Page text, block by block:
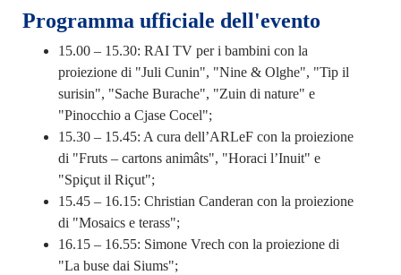
Programma ufficiale dell'evento
15.00 – 15.30: RAI TV per i bambini con la
proiezione di "Juli Cunin", "Nine & Olghe", "Tip il
surisin", "Sache Burache", "Zuin di nature" e
"Pinocchio a Cjase Cocel";
15.30 – 15.45: A cura dell’ARLeF con la proiezione
di "Fruts – cartons animâts", "Horaci l’Inuit" e
"Spiçut il Riçut";
15.45 – 16.15: Christian Canderan con la proiezione
di "Mosaics e terass";
16.15 – 16.55: Simone Vrech con la proiezione di
"La buse dai Siums";